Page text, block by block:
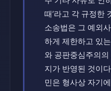
때’라고 각 규정한
소송법은 그 예외
하게 제한하고 있
와 공판중심주의
지가 반영된 것이
민은 형사상 자기